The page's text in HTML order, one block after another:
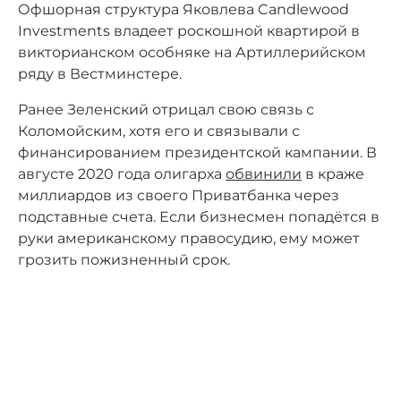
Офшорная структура Яковлева Candlewood
Investments владеет роскошной квартирой в
викторианском особняке на Артиллерийском
ряду в Вестминстере.
Ранее Зеленский отрицал свою связь с
Коломойским, хотя его и связывали с
финансированием президентской кампании. В
августе 2020 года олигарха обвинили в краже
миллиардов из своего Приватбанка через
подставные счета. Если бизнесмен попадётся в
руки американскому правосудию, ему может
грозить пожизненный срок.